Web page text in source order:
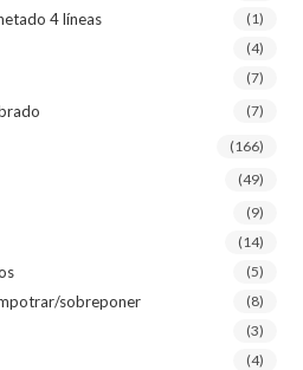
4 líneas (1)
(4)
(7)
(7)
(166)
(49)
(9)
(14)
(5)
sobreponer (8)
(3)
(4)